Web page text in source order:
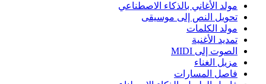
مولد الأغاني بالذكاء الاصطناعي
تحويل النص إلى موسيقى
مولد الكلمات
تمديد الأغنية
الصوت إلى MIDI
مزيل الغناء
فاصل المسارات